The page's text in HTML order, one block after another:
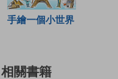
手繪一個小世界
相關書籍